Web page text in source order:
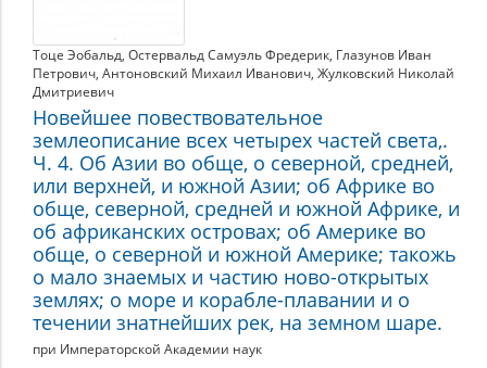
Тоце Эобальд, Остервальд Самуэль Фредерик, Глазунов Иван
Петрович, Антоновский Михаил Иванович, Жулковский Николай
Дмитриевич
Новейшее повествовательное
землеописание всех четырех частей света,.
Ч. 4. Об Азии во обще, о северной, средней,
или верхней, и южной Азии; об Африке во
обще, северной, средней и южной Африке, и
об африканских островах; об Америке во
обще, о северной и южной Америке; такожь
о мало знаемых и чаcтию ново-открытых
землях; о море и корабле-плавании и о
течении знатнейших рек, на земном шаре.
при Императорской Академии наук